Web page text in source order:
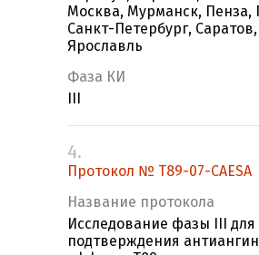
Москва, Мурманск, Пенза,
Санкт-Петербург, Саратов,
Ярославль
Фаза КИ
4.
Протокол № T89-07-CAESA
Название протокола
Исследование фазы III для
подтверждения